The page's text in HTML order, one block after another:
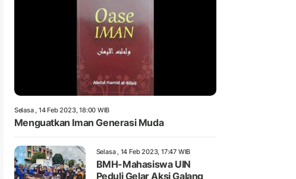
Selasa , 14 Feb 2023, 18:00 WIB
Menguatkan Iman Generasi Muda
Selasa , 14 Feb 2023, 17:47 WIB
BMH-Mahasiswa UIN
Peduli Gelar Aksi Galang